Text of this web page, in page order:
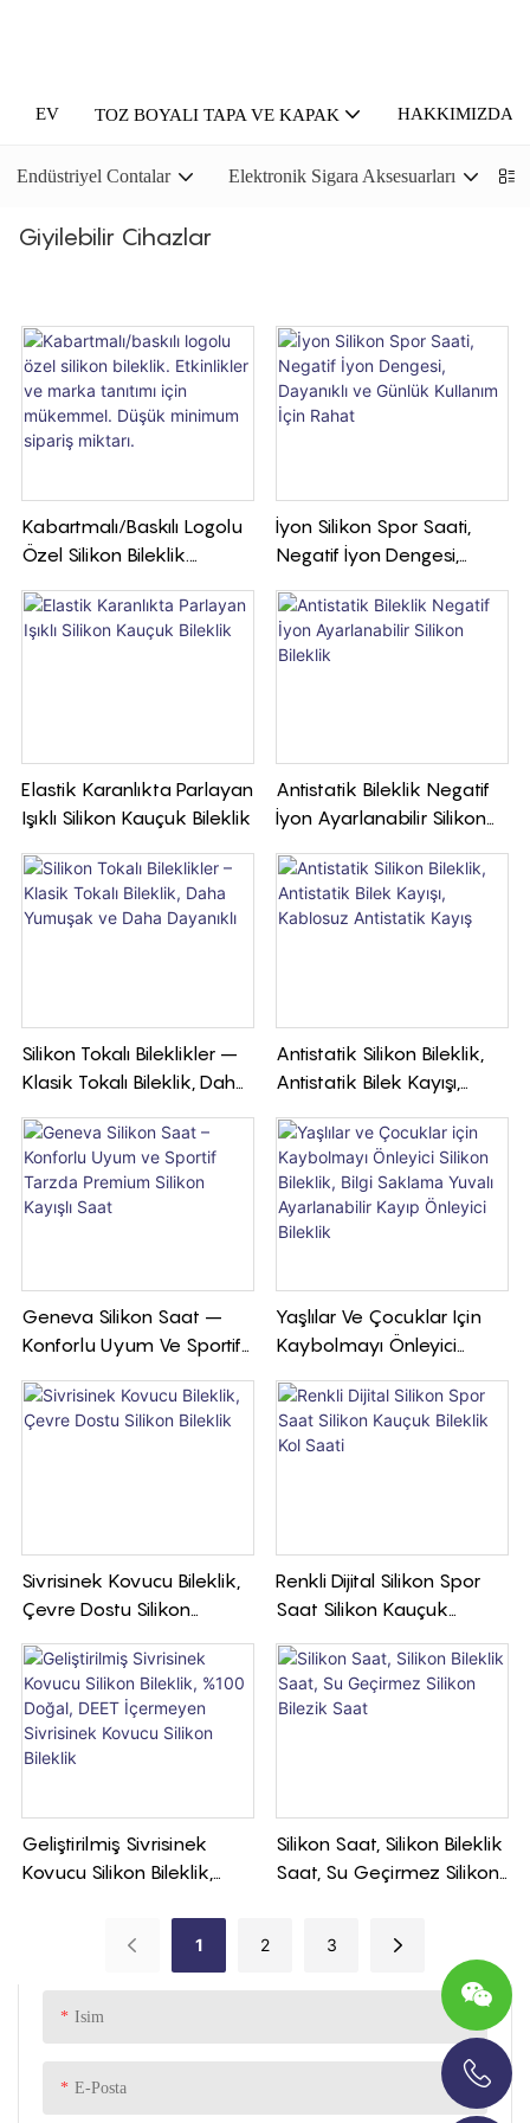
EV TOZ BOYALI TAPA VE KAPAK HAKKIMIZDA
Endüstriyel Contalar Elektronik Sigara Aksesuarları
Giyilebilir Cihazlar
Isim
E-Posta
Kabartmalı/baskılı Logolu
Özel Silikon Bileklik.
Tanıtımı Için Mükemmel.
Düşük Minimum Sipariş
İyon Silikon Spor Saati,
Negatif İyon Dengesi,
Kullanım İçin Rahat
Elastik Karanlıkta Parlayan
Işıklı Silikon Kauçuk Bileklik
Antistatik Bileklik Negatif
İyon Ayarlanabilir Silikon
Silikon Tokalı Bileklikler –
Klasik Tokalı Bileklik, Daha
Dayanıklı
Antistatik Silikon Bileklik,
Antistatik Bilek Kayışı,
Geneva Silikon Saat –
Konforlu Uyum Ve Sportif
Kayışlı Saat
Yaşlılar Ve Çocuklar Için
Kaybolmayı Önleyici
Saklama Yuvalı
Ayarlanabilir Kayıp
Önleyici Bileklik
Sivrisinek Kovucu Bileklik,
Çevre Dostu Silikon
Renkli Dijital Silikon Spor
Saat Silikon Kauçuk
Geliştirilmiş Sivrisinek
Kovucu Silikon Bileklik,
Kovucu Silikon Bileklik
Silikon Saat, Silikon Bileklik
Saat, Su Geçirmez Silikon
1 2 3